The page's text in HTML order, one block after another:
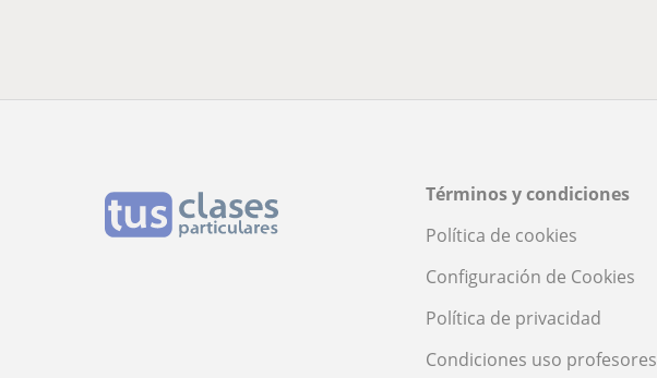
Términos y condiciones
Política de cookies
Configuración de Cookies
Política de privacidad
Condiciones uso profesores